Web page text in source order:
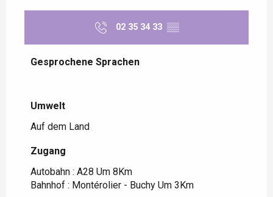
02 35 34 33 ▒▒
Gesprochene Sprachen
Gesprochene Sprachen
Umwelt
Umwelt
Auf dem Land
Zugang
Zugang
Autobahn : A28 Um 8Km
Bahnhof : Montérolier - Buchy Um 3Km